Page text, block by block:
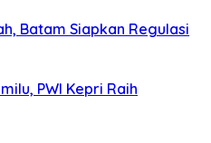
Batam Siapkan Regulasi
PWI Kepri Raih